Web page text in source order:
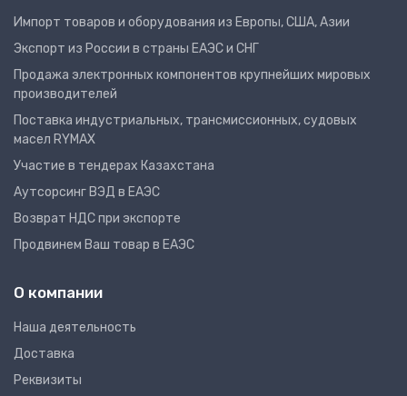
Импорт товаров и оборудования из Европы, США, Азии
Экспорт из России в страны ЕАЭС и СНГ
Продажа электронных компонентов крупнейших мировых
производителей
Поставка индустриальных, трансмиссионных, судовых
масел RYMAX
Участие в тендерах Казахстана
Аутсорсинг ВЭД в ЕАЭС
Возврат НДС при экспорте
Продвинем Ваш товар в ЕАЭС
О компании
Наша деятельность
Доставка
Реквизиты